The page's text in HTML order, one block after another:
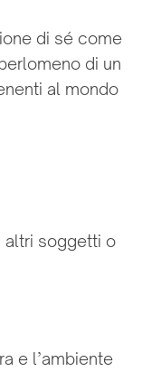
di sé come
di un
al mondo
altri soggetti o
e l’ambiente